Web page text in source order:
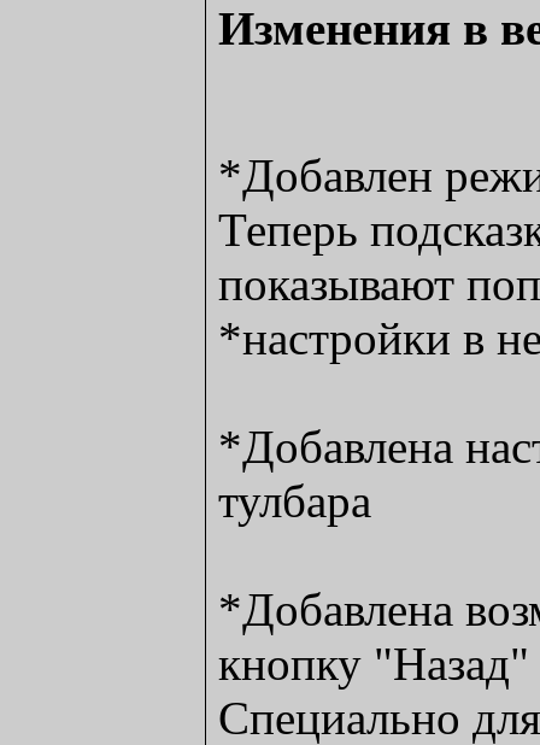
Изменения в
*Добавлен
Теперь
показывают
*настройки в
*Добавлена
тулбара
*Добавлена
кнопку "Назад"
Специально